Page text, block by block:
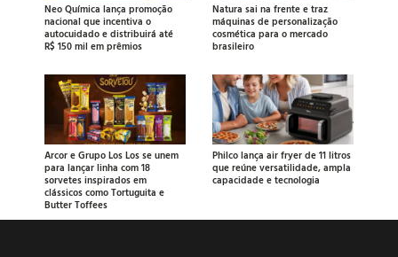
Neo Química lança promoção
nacional que incentiva o
autocuidado e distribuirá até
R$ 150 mil em prêmios
Natura sai na frente e traz
máquinas de personalização
cosmética para o mercado
brasileiro
Arcor e Grupo Los Los se unem
para lançar linha com 18
sorvetes inspirados em
clássicos como Tortuguita e
Butter Toffees
Philco lança air fryer de 11 litros
que reúne versatilidade, ampla
capacidade e tecnologia